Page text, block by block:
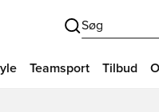
Søg
Teamsport Tilbud